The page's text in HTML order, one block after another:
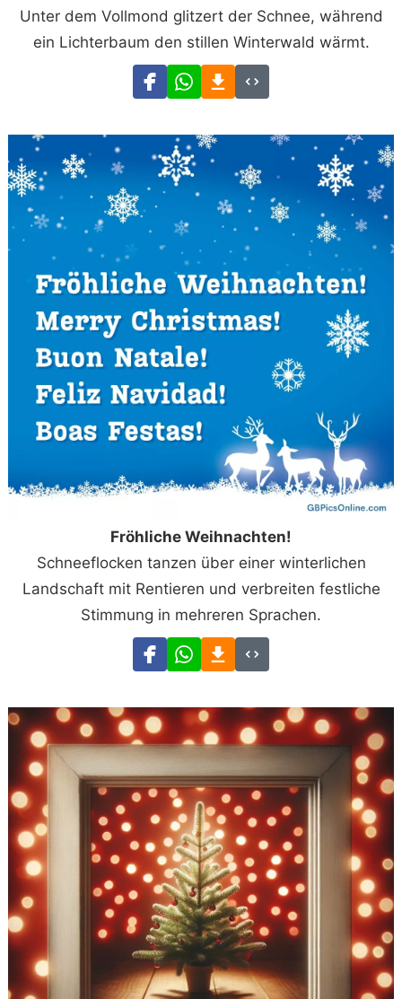
Unter dem Vollmond glitzert der Schnee, während
ein Lichterbaum den stillen Winterwald wärmt.
Fröhliche Weihnachten!
Schneeflocken tanzen über einer winterlichen
Landschaft mit Rentieren und verbreiten festliche
Stimmung in mehreren Sprachen.